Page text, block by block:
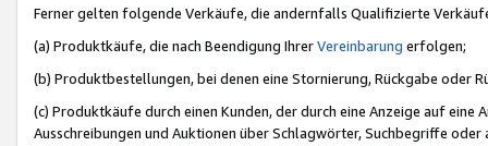
Ferner gelten folgende Verkäufe, die andernfalls Qualifizierte
(a) Produktkäufe, die nach Beendigung IhrerVereinbarung erfolgen;
(b) Produktbestellungen, bei denen eine Stornierung, Rückgabe oder
(c) Produktkäufe durch einen Kunden, der durch eine Anzeige auf
Ausschreibungen und Auktionen über Schlagwörter, Suchbegriffe